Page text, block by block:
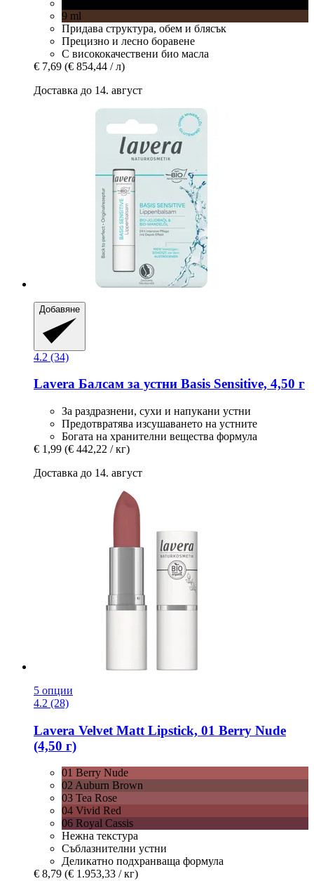
9 ml
Придава структура, обем и блясък
Прецизно и лесно боравене
С висококачествени био масла
€ 7,69 (€ 854,44 / л)
Доставка до 14. август
Добавяне
4.2 (34)
Lavera Балсам за устни Basis Sensitive, 4,50 г
За раздразнени, сухи и напукани устни
Предотвратява изсушаването на устните
Богата на хранителни вещества формула
€ 1,99 (€ 442,22 / кг)
Доставка до 14. август
5 опции
4.2 (28)
Lavera Velvet Matt Lipstick, 01 Berry Nude
(4,50 г)
01 Berry Nude
02 Auburn Brown
03 Tea Rose
04 Vivid Red
06 Royal Cassis
Нежна текстура
Съблазнителни устни
Деликатно подхранваща формула
€ 8,79 (€ 1.953,33 / кг)